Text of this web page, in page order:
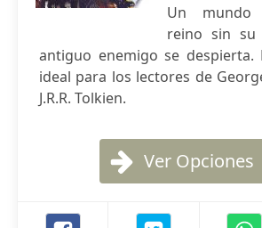
Un mundo
reino sin su
antiguo enemigo se despierta.
ideal para los lectores de
J.R.R. Tolkien.
Ver Opciones